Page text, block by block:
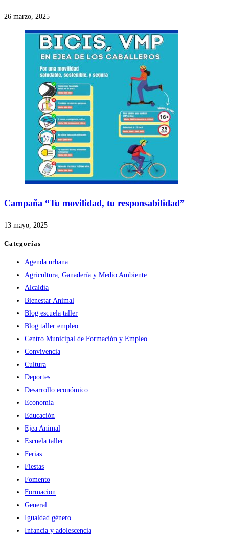
26 marzo, 2025
Campaña “Tu movilidad, tu responsabilidad”
13 mayo, 2025
Categorías
Agenda urbana
Agricultura, Ganadería y Medio Ambiente
Alcaldía
Bienestar Animal
Blog escuela taller
Blog taller empleo
Centro Municipal de Formación y Empleo
Convivencia
Cultura
Deportes
Desarrollo económico
Economía
Educación
Ejea Animal
Escuela taller
Ferias
Fiestas
Fomento
Formacion
General
Igualdad género
Infancia y adolescencia